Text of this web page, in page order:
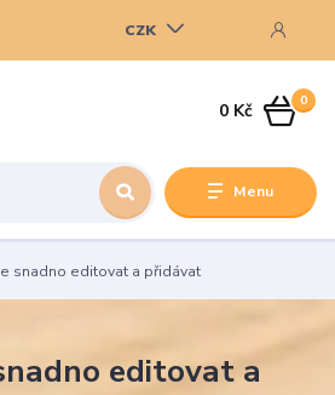
Menu
CZK
0
0 Kč
snadno editovat a přidávat
editovat a